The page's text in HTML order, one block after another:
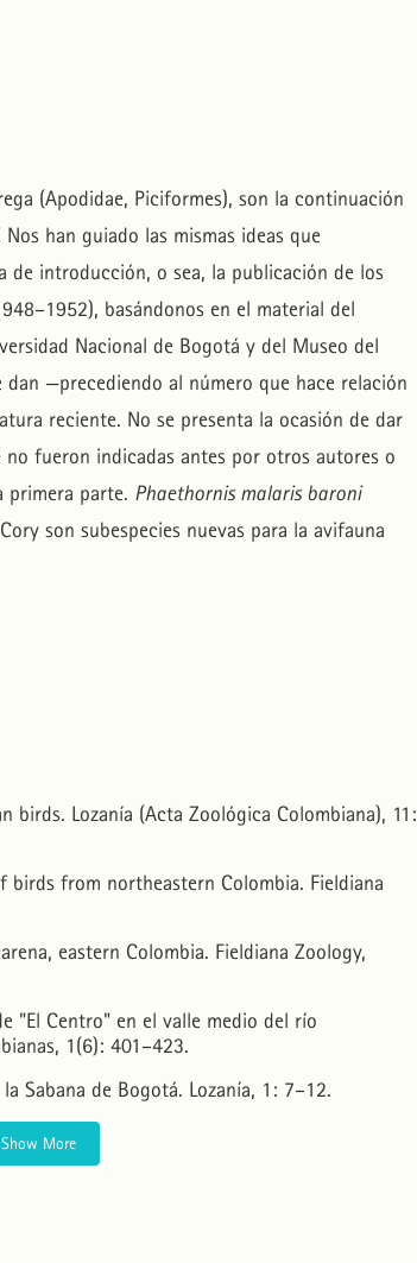
(Apodidae, Piciformes), son la continuación
han guiado las mismas ideas que
de introducción, o sea, la publicación de los
basándonos en el material del
Nacional de Bogotá y del Museo del
—precediendo al número que hace relación
reciente. No se presenta la ocasión de dar
fueron indicadas antes por otros autores o
primera parte. Phaethornis malaris baroni
son subespecies nuevas para la avifauna
birds. Lozanía (Acta Zoológica Colombiana), 11:
birds from northeastern Colombia. Fieldiana
eastern Colombia. Fieldiana Zoology,
"El Centro" en el valle medio del río
1(6): 401–423.
Sabana de Bogotá. Lozanía, 1: 7–12.
Show More